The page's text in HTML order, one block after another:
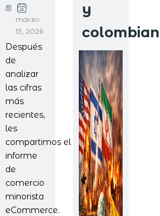
marzo
13, 2026
Después
de
analizar
las cifras
más
recientes,
les
compartimos el
informe
de
comercio
minorista
eCommerce.
y